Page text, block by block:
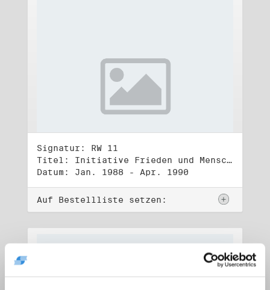
Signatur: RW 11
Titel: Initiative Frieden und Menschenrechte (1)
Datum: Jan. 1988 - Apr. 1990
Auf Bestellliste setzen: